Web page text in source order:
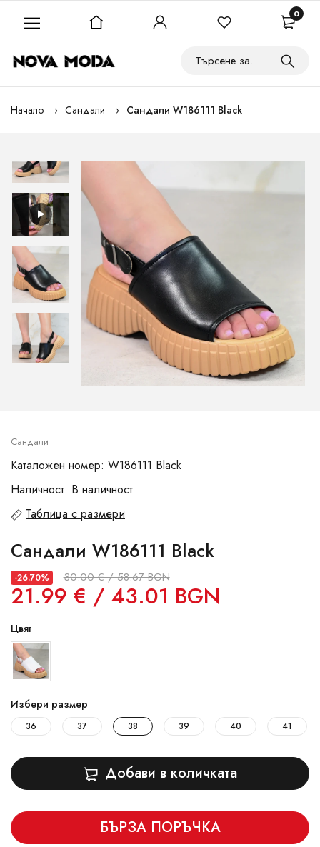
Начало Сандали Сандали W186111 Black
Сандали
Каталожен номер: W186111 Black
Наличност: В наличност
Таблица с размери
Сандали W186111 Black
-26.70% 30.00 € / 58.67 BGN
21.99 € / 43.01 BGN
Цвят
Избери размер
36 37 38 39 40 41
Добави в количката
БЪРЗА ПОРЪЧКА
0